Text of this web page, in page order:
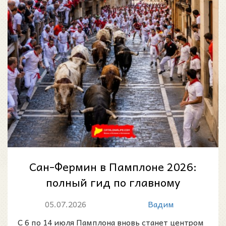
Сан-Фермин в Памплоне 2026:
полный гид по главному
июльскому празднику
05.07.2026
Вадим
С 6 по 14 июля Памплона вновь станет центром